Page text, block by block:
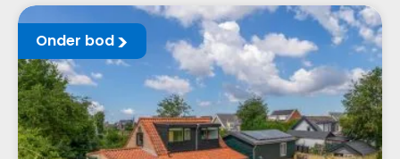
Onder bod